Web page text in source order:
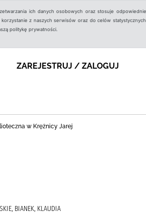
ich danych osobowych oraz stosuje
z naszych serwisów oraz do celów
politykę prywatności.
ZAREJESTRUJ / ZALOGUJ
w Krężnicy Jarej
BIANEK, KLAUDIA